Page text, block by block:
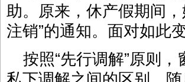
助。原来，休产假期间
注销”的通知。面对如此
按照“先行调解”原则